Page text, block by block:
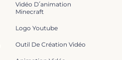
Vidéo D՛animation
Minecraft
Logo Youtube
Outil De Création Vidéo